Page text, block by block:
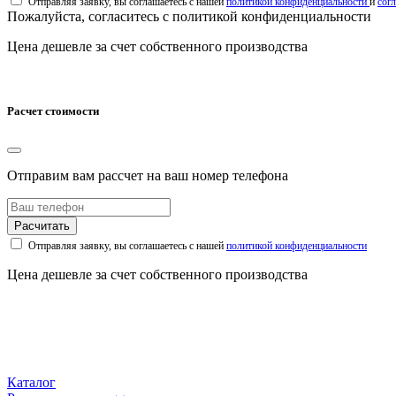
Пожалуйста, согласитесь с политикой конфиденциальности
Цена дешевле за счет собственного производства
Расчет стоимости
Отправим вам рассчет на ваш номер телефона
Расчитать
Отправляя заявку, вы соглашаетесь с нашей политикой конфиденциальности
Цена дешевле за счет собственного производства
Каталог